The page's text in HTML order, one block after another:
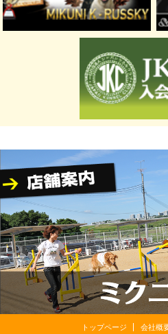
トップページ 会社概